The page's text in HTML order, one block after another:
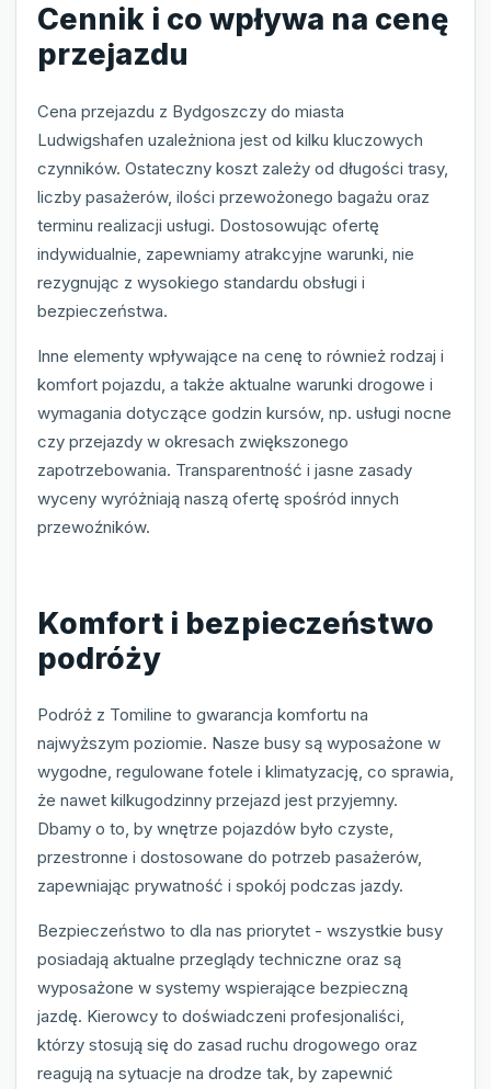
Cennik i co wpływa na cenę
przejazdu
Cena przejazdu z Bydgoszczy do miasta
Ludwigshafen uzależniona jest od kilku kluczowych
czynników. Ostateczny koszt zależy od długości trasy,
liczby pasażerów, ilości przewożonego bagażu oraz
terminu realizacji usługi. Dostosowując ofertę
indywidualnie, zapewniamy atrakcyjne warunki, nie
rezygnując z wysokiego standardu obsługi i
bezpieczeństwa.
Inne elementy wpływające na cenę to również rodzaj i
komfort pojazdu, a także aktualne warunki drogowe i
wymagania dotyczące godzin kursów, np. usługi nocne
czy przejazdy w okresach zwiększonego
zapotrzebowania. Transparentność i jasne zasady
wyceny wyróżniają naszą ofertę spośród innych
przewoźników.
Komfort i bezpieczeństwo
podróży
Podróż z Tomiline to gwarancja komfortu na
najwyższym poziomie. Nasze busy są wyposażone w
wygodne, regulowane fotele i klimatyzację, co sprawia,
że nawet kilkugodzinny przejazd jest przyjemny.
Dbamy o to, by wnętrze pojazdów było czyste,
przestronne i dostosowane do potrzeb pasażerów,
zapewniając prywatność i spokój podczas jazdy.
Bezpieczeństwo to dla nas priorytet - wszystkie busy
posiadają aktualne przeglądy techniczne oraz są
wyposażone w systemy wspierające bezpieczną
jazdę. Kierowcy to doświadczeni profesjonaliści,
którzy stosują się do zasad ruchu drogowego oraz
reagują na sytuacje na drodze tak, by zapewnić